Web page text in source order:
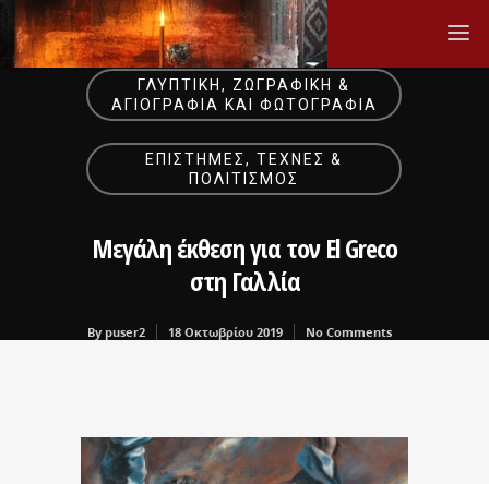
ΓΛΥΠΤΙΚΉ, ΖΩΓΡΑΦΙΚΉ &
ΑΓΙΟΓΡΑΦΊΑ ΚΑΙ ΦΩΤΟΓΡΑΦΊΑ
ΕΠΙΣΤΉΜΕΣ, ΤΈΧΝΕΣ &
ΠΟΛΙΤΙΣΜΌΣ
Μεγάλη έκθεση για τον El Greco
στη Γαλλία
By puser2 18 Οκτωβρίου 2019 No Comments